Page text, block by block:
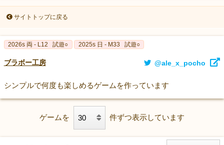
サイトトップに戻る
2026s 両 - L12 試遊○ 2025s 日 - M33 試遊○
ブラボー工房 @ale_x_pocho
シンプルで何度も楽しめるゲームを作っています
ゲームを 件ずつ表示しています